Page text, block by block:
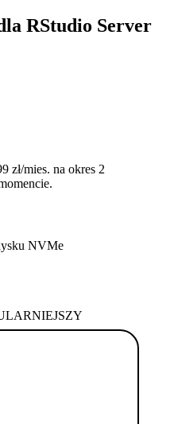
RStudio Server
zł/mies. na okres 2
NVMe